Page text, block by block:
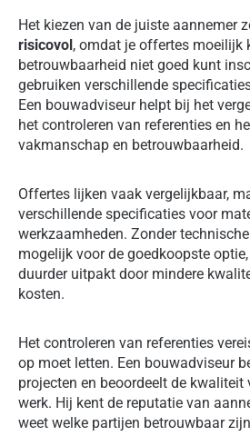
Het kiezen van de juiste aannemer
risicovol, omdat je offertes moeilijk
betrouwbaarheid niet goed kunt
gebruiken verschillende
Een bouwadviseur helpt bij het
het controleren van referenties en
vakmanschap en betrouwbaarheid.
Offertes lijken vaak vergelijkbaar,
verschillende specificaties voor
werkzaamheden. Zonder
mogelijk voor de goedkoopste
duurder uitpakt door mindere
kosten.
Het controleren van referenties
op moet letten. Een bouwadviseur
projecten en beoordeelt de kwaliteit
werk. Hij kent de reputatie van
weet welke partijen betrouwbaar